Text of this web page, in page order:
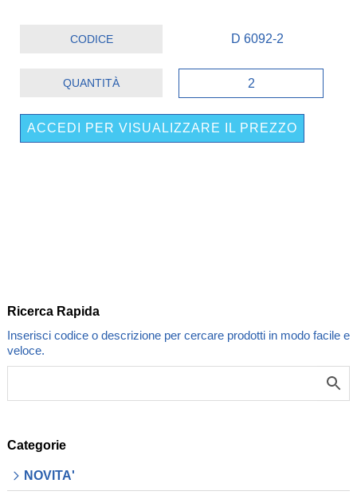
Ricerca Rapida
Categorie
NOVITA'
D 6092-2
ø
PZ.
quantità
ACCEDI PER VISUALIZZARE IL PREZZO